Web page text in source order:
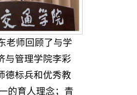
老师回顾了与学
与管理学院李彩
德标兵和优秀教
的育人理念；青